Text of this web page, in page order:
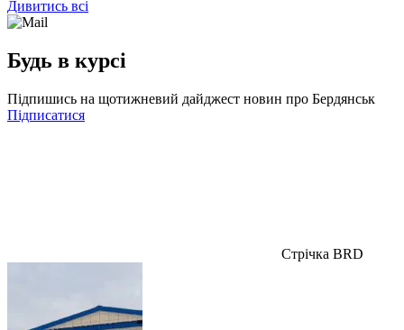
Дивитись всі
Будь в курсі
Підпишись на щотижневий дайджест новин про Бердянськ
Підписатися
Стрічка BRD